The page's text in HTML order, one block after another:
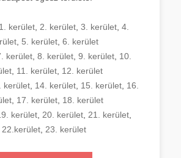
1. kerület, 2. kerület, 3. kerület, 4.
, 5. kerület, 6. kerület
kerület, 8. kerület, 9. kerület, 10.
11. kerület 12. kerület
kerület, 14. kerület, 15. kerület, 16.
, 17. kerület, 18. kerület
kerület, 20. kerület, 21. kerület,
22.kerület 23. kerület